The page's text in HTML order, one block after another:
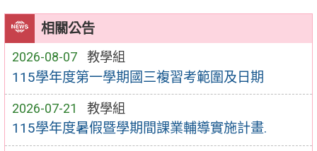
相關公告
2026-08-07 教學組
115學年度第一學期國三複習考範圍及日期
2026-07-21 教學組
115學年度暑假暨學期間課業輔導實施計畫.